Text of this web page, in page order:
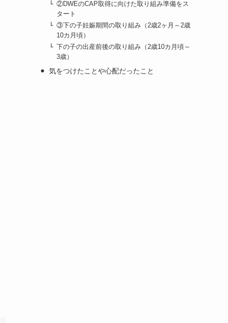
②DWEのCAP取得に向けた取り組み準備をス
タート
③下の子妊娠期間の取り組み（2歳2ヶ月～2歳
10カ月頃）
下の子の出産前後の取り組み（2歳10カ月頃～
3歳）
気をつけたことや心配だったこと